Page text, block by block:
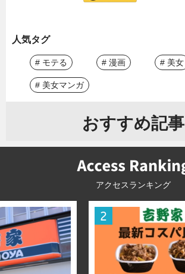
人気タグ
# モテる # 漫画 # 美女
# 美女マンガ
おすすめ記事
アクセスランキング